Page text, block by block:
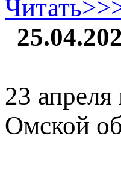
23
Омской